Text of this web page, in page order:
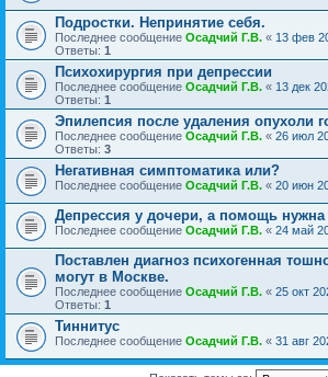
Подростки. Непринятие себя.
Последнее сообщение Осадчий Г.В. « 13 фев
Ответы: 1
Психохирургия при депрессии
Последнее сообщение Осадчий Г.В. « 13 дек
Ответы: 1
Эпилепсия после удаления опухоли
Последнее сообщение Осадчий Г.В. « 26 июл
Ответы: 3
Негативная симптоматика или?
Последнее сообщение Осадчий Г.В. « 20 июн
Депрессия у дочери, а помощь
Последнее сообщение Осадчий Г.В. « 24 май
Поставлен диагноз психогенная
могут в Москве.
Последнее сообщение Осадчий Г.В. « 25 окт
Ответы: 1
Тиннитус
Последнее сообщение Осадчий Г.В. « 31 авг